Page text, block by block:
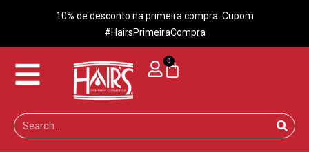
10% de desconto na primeira compra. Cupom
#HairsPrimeiraCompra
0